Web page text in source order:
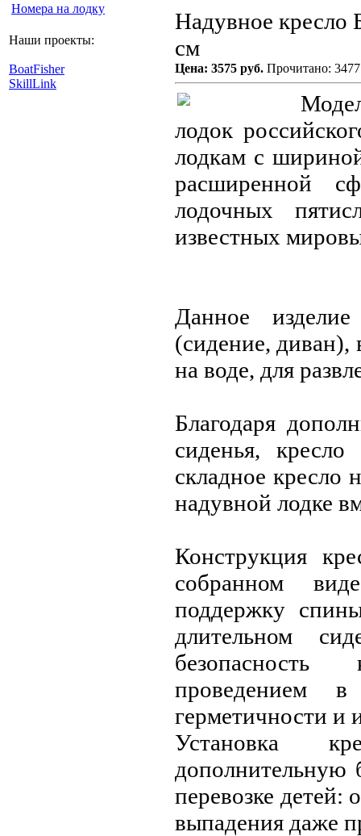
Номера на лодку
Наши проекты:
BoatFisher
SkillLink
Надувное кресло
см
Цена: 3575 руб. Прочитано: 3477
лодок
лодкам с
расширенной
лодочных
известных
Данное
(сидение, диван),
на воде, для
Благодаря
сиденья,
складное кресло
надувной лодке
Конструкция
собранном
поддержку
длительном
безопасность
проведением в
герметичности и
Установка
дополнительную
перевозке детей:
выпадения даже